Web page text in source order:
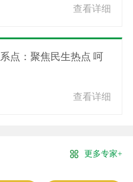
查看详细
点：聚焦民生热点 呵
查看详细
更多专家+